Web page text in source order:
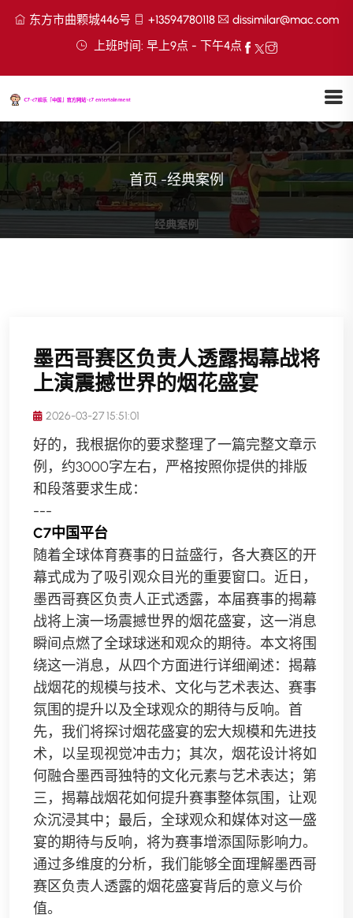
东方市曲颗城446号 +13594780118
dissimilar@mac.com
上班时间: 早上9点 - 下午4点
首页-经典案例
墨西哥赛区负责人透露揭幕战将
上演震撼世界的烟花盛宴
2026-03-27 15:51:01
好的，我根据你的要求整理了一篇完整文章示
例，约3000字左右，严格按照你提供的排版
和段落要求生成：
---
C7中国平台
随着全球体育赛事的日益盛行，各大赛区的开
幕式成为了吸引观众目光的重要窗口。近日，
墨西哥赛区负责人正式透露，本届赛事的揭幕
战将上演一场震撼世界的烟花盛宴，这一消息
瞬间点燃了全球球迷和观众的期待。本文将围
绕这一消息，从四个方面进行详细阐述：揭幕
战烟花的规模与技术、文化与艺术表达、赛事
氛围的提升以及全球观众的期待与反响。首
先，我们将探讨烟花盛宴的宏大规模和先进技
术，以呈现视觉冲击力；其次，烟花设计将如
何融合墨西哥独特的文化元素与艺术表达；第
三，揭幕战烟花如何提升赛事整体氛围，让观
众沉浸其中；最后，全球观众和媒体对这一盛
宴的期待与反响，将为赛事增添国际影响力。
通过多维度的分析，我们能够全面理解墨西哥
赛区负责人透露的烟花盛宴背后的意义与价
值。